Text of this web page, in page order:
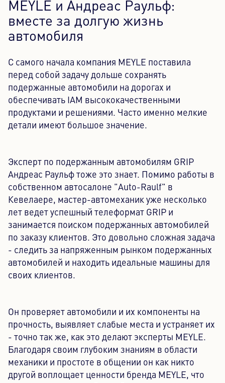
MEYLE и Андреас Раульф:
вместе за долгую жизнь
автомобиля
С самого начала компания MEYLE поставила
перед собой задачу дольше сохранять
подержанные автомобили на дорогах и
обеспечивать IAM высококачественными
продуктами и решениями. Часто именно мелкие
детали имеют большое значение.
Эксперт по подержанным автомобилям GRIP
Андреас Раульф тоже это знает. Помимо работы в
собственном автосалоне "Auto-Raulf" в
Кевелаере, мастер-автомеханик уже несколько
лет ведет успешный телеформат GRIP и
занимается поиском подержанных автомобилей
по заказу клиентов. Это довольно сложная задача
- следить за напряженным рынком подержанных
автомобилей и находить идеальные машины для
своих клиентов.
Он проверяет автомобили и их компоненты на
прочность, выявляет слабые места и устраняет их
- точно так же, как это делают эксперты MEYLE.
Благодаря своим глубоким знаниям в области
механики и простоте в общении он как никто
другой воплощает ценности бренда MEYLE, что